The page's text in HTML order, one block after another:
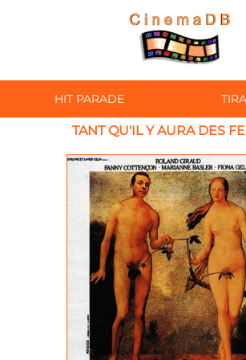
HIT PARADE
TANT QU'IL Y AURA DES